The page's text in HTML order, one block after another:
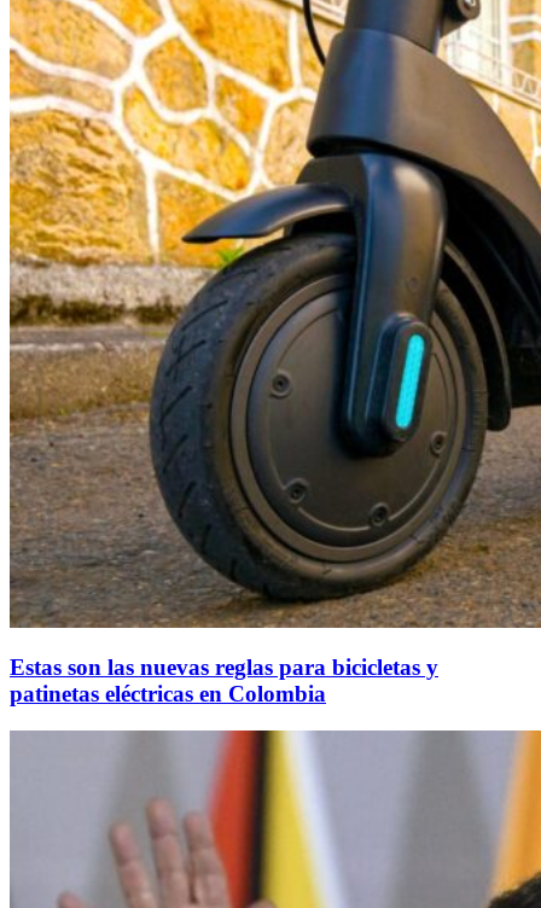
Estas son las nuevas reglas para bicicletas y
patinetas eléctricas en Colombia